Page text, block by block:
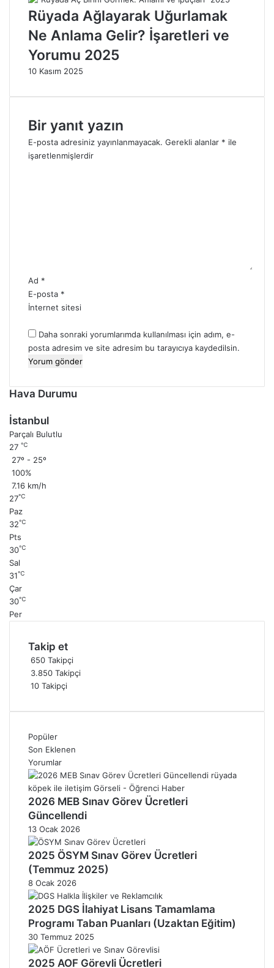
D
i
l
m
A
a
i
l
e
l
l
e
Rüyada Ağlayarak Uğurlamak
Ne Anlama Gelir? İşaretleri ve
Yorumu 2025
10 Kasım 2025
Bir yanıt yazın
E-posta adresiniz yayınlanmayacak. Gerekli alanlar * ile
işaretlenmişlerdir
Ad *
E-posta *
İnternet sitesi
Daha sonraki yorumlarımda kullanılması için adım, e-
posta adresim ve site adresim bu tarayıcıya kaydedilsin.
Hava Durumu
İstanbul
Parçalı Bulutlu
27 ℃
27º - 25º
100%
7.16 km/h
27℃
Paz
32℃
Pts
30℃
Sal
31℃
Çar
30℃
Per
Takip et
650 Takipçi
3.850 Takipçi
10 Takipçi
Popüler
Son Eklenen
Yorumlar
2026 MEB Sınav Görev Ücretleri
Güncellendi
13 Ocak 2026
2025 ÖSYM Sınav Görev Ücretleri
(Temmuz 2025)
8 Ocak 2026
2025 DGS İlahiyat Lisans Tamamlama
Programı Taban Puanları (Uzaktan Eğitim)
30 Temmuz 2025
2025 AOF Görevli Ücretleri